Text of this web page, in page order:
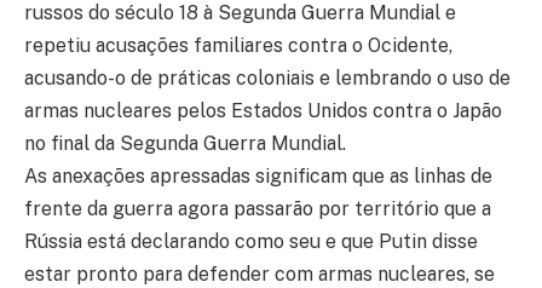
russos do século 18 à Segunda Guerra Mundial e
repetiu acusações familiares contra o Ocidente,
acusando-o de práticas coloniais e lembrando o uso de
armas nucleares pelos Estados Unidos contra o Japão
no final da Segunda Guerra Mundial.
As anexações apressadas significam que as linhas de
frente da guerra agora passarão por território que a
Rússia está declarando como seu e que Putin disse
estar pronto para defender com armas nucleares, se